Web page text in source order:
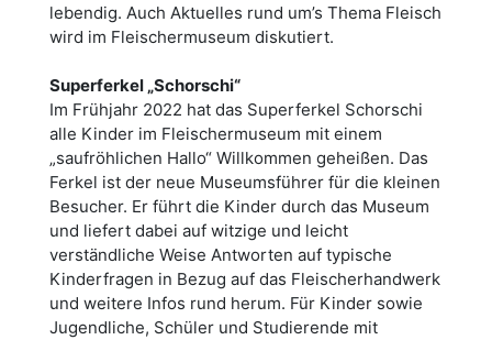
lebendig. Auch Aktuelles rund um’s Thema Fleisch
wird im Fleischermuseum diskutiert.
Superferkel „Schorschi“
Im Frühjahr 2022 hat das Superferkel Schorschi
alle Kinder im Fleischermuseum mit einem
„saufröhlichen Hallo“ Willkommen geheißen. Das
Ferkel ist der neue Museumsführer für die kleinen
Besucher. Er führt die Kinder durch das Museum
und liefert dabei auf witzige und leicht
verständliche Weise Antworten auf typische
Kinderfragen in Bezug auf das Fleischerhandwerk
und weitere Infos rund herum. Für Kinder sowie
Jugendliche, Schüler und Studierende mit